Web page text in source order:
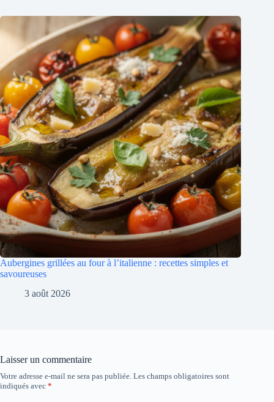
Aubergines grillées au four à l’italienne : recettes simples et
savoureuses
3 août 2026
Laisser un commentaire
Votre adresse e-mail ne sera pas publiée. Les champs obligatoires sont
indiqués avec *